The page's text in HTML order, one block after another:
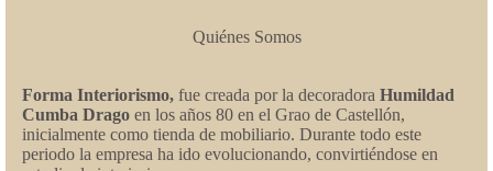
Quiénes Somos
Forma Interiorismo, fue creada por la decoradora Humildad
Cumba Drago en los años 80 en el Grao de Castellón,
inicialmente como tienda de mobiliario. Durante todo este
periodo la empresa ha ido evolucionando, convirtiéndose en